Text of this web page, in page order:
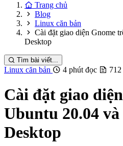
Trang chủ
Blog
Linux căn bản
Cài đặt giao diện Gnome
Desktop
Tìm bài viết...
Linux căn bản 4 phút đọc
Cài đặt giao
Ubuntu 20.04 và
Desktop